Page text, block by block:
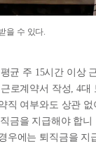
을 수 있다.
균 주 15시간 이상
로계약서 작성, 4대
직 여부와도 상관 없
금을 지급해야 합니
우에는 퇴직금을 지